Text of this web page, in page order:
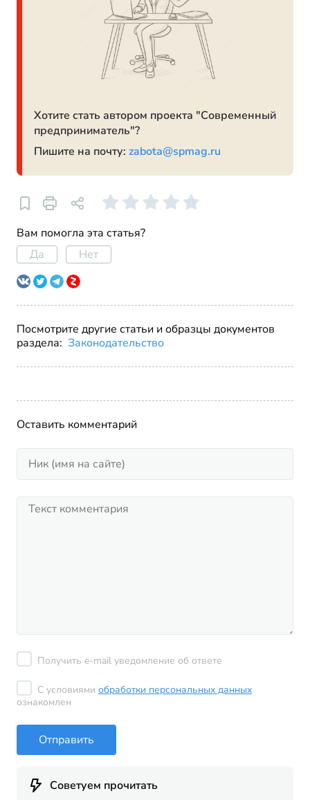
Хотите стать автором проекта "Современный
предприниматель"?
Пишите на почту: zabota@spmag.ru
Вам помогла эта статья?
Да
Нет
Посмотрите другие статьи и образцы документов
раздела: Законодательство
Оставить комментарий
Получить e-mail уведомление об ответе
С условиями обработки персональных данных
ознакомлен
Отправить
Советуем прочитать